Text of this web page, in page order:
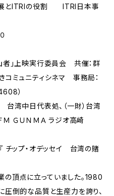
展とITRIの役割 ITRI日本事
者」上映実行委員会 共催：群
コミュニティシネマ 事務局：
）
湾中日代表処、（一財）台湾
Ｍ ＧＵＮＭＡ ラジオ高崎
ップ・オデッセイ 台湾の賭
頂点に立っていました。1980
倒的な品質と生産力を誇り、